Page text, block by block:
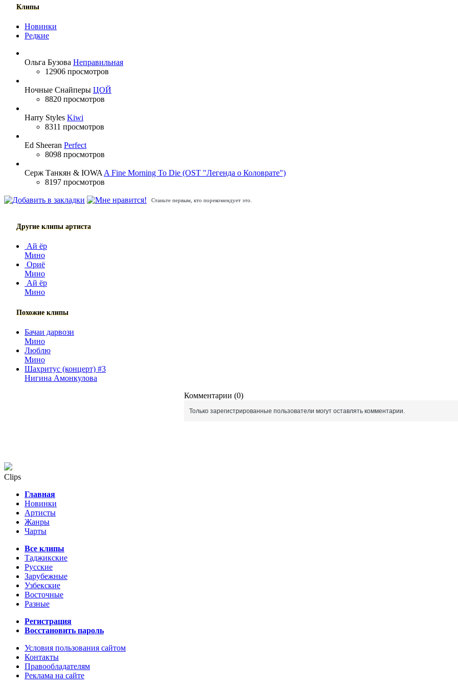
Клипы
Новинки
Редкие
Ольга Бузова Неправильная
12906 просмотров
Ночные Снайперы ЦОЙ
8820 просмотров
Harry Styles Kiwi
8311 просмотров
Ed Sheeran Perfect
8098 просмотров
Серж Танкян & IOWA A Fine Morning To Die (OST "Легенда о Коловрате")
8197 просмотров
Станьте первым, кто порекомендует это.
Другие клипы артиста
Ай ёр
Мино
Ориё
Мино
Ай ёр
Мино
Похожие клипы
Бачаи дарвози
Мино
Люблю
Мино
Шахритус (концерт) #3
Нигина Амонкулова
Комментарии (0)
Только зарегистрированные пользователи могут оставлять комментарии.
Clips
Главная
Новинки
Артисты
Жанры
Чарты
Все клипы
Таджикские
Русские
Зарубежные
Узбекские
Восточные
Разные
Регистрация
Восстановить пароль
Условия пользования сайтом
Контакты
Правообладателям
Реклама на сайте